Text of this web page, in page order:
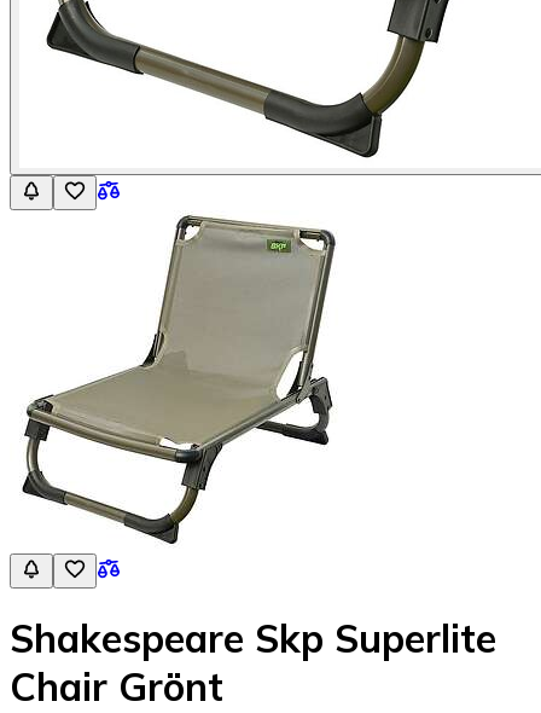
Shakespeare Skp Superlite
Chair Grönt